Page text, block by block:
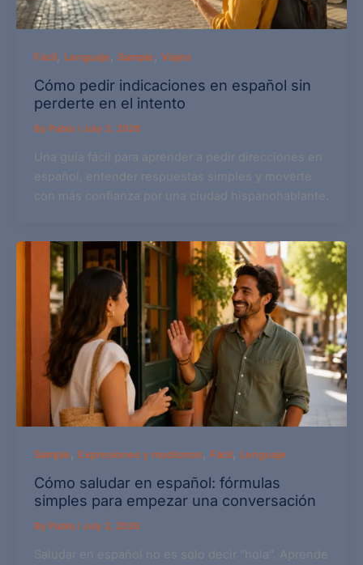
Fácil, Lenguaje , Sample , Viajes
Cómo pedir indicaciones en español sin
perderte en el intento
By Pablo / July 3, 2026
Una guía fácil para aprender a pedir direcciones en
español, entender respuestas simples y moverte
con más confianza por una ciudad hispanohablante.
Sample , Expresiones y modismos, Fácil, Lenguaje
Cómo saludar en español: fórmulas
simples para empezar una conversación
By Pablo / July 2, 2026
Saludar en español no es solo decir “hola”. Aprende